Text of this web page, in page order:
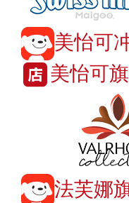
美怡可
美怡可
法芙娜